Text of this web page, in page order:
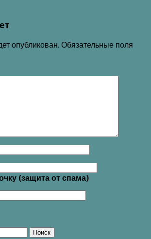
опубликован. Обязательные поля
(защита от спама)